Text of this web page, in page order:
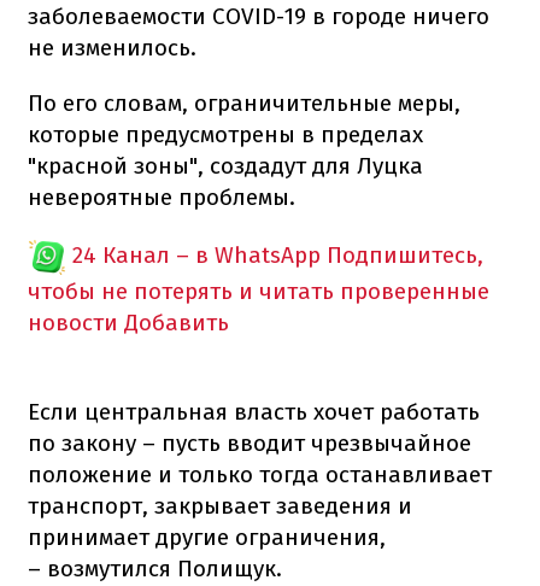
заболеваемости COVID-19 в городе ничего
не изменилось.
По его словам, ограничительные меры,
которые предусмотрены в пределах
"красной зоны", создадут для Луцка
невероятные проблемы.
24 Канал – в WhatsApp Подпишитесь,
чтобы не потерять и читать проверенные
новости Добавить
Если центральная власть хочет работать
по закону – пусть вводит чрезвычайное
положение и только тогда останавливает
транспорт, закрывает заведения и
принимает другие ограничения,
– возмутился Полищук.